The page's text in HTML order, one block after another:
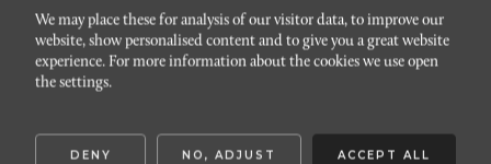
JÄRNÅKRA
Järnåkravägen 23D
We may place these for analysis of our visitor data, to improve our
website, show personalised content and to give you a great website
experience. For more information about the cookies we use open
the settings.
DENY NO, ADJUST ACCEPT ALL